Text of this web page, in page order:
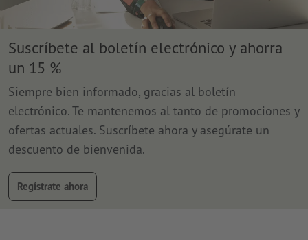
Suscríbete al boletín electrónico y ahorra
un 15 %
Siempre bien informado, gracias al boletín
electrónico. Te mantenemos al tanto de promociones y
ofertas actuales. Suscríbete ahora y asegúrate un
descuento de bienvenida.
Regístrate ahora